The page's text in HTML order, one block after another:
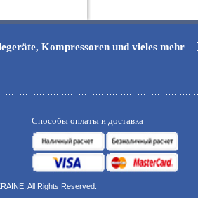
Kompressoren und vieles mehr
Способы оплаты и доставка
All Rights Reserved.